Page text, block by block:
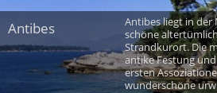
Antibes
Antibes liegt in der
schöne
Strandkurort. Die
antike Festung
ersten
wunderschöne